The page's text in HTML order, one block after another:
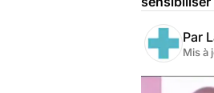
Par
Mis à